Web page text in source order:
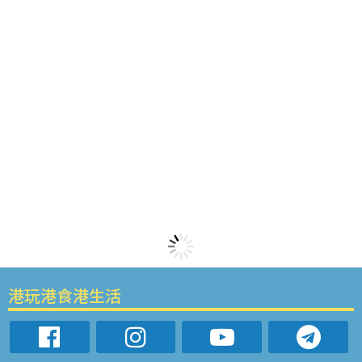
港玩港食港生活